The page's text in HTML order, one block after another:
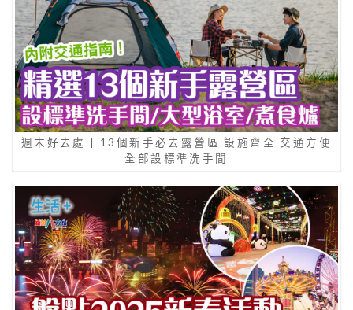
週末好去處 | 13個新手必去露營區 設施齊全 交通方便
全部設標準洗手間